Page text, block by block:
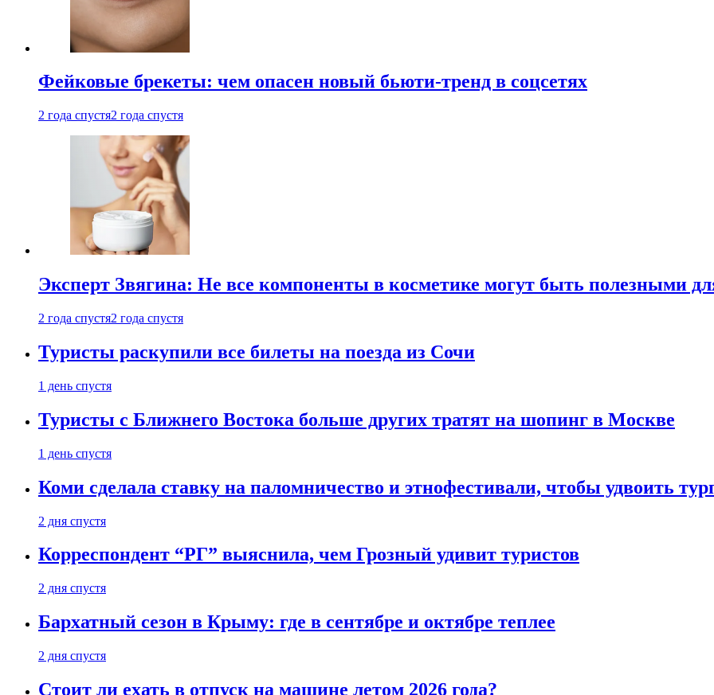
Фейковые брекеты: чем опасен новый бьюти-тренд в соцсетях
2 года спустя2 года спустя
Эксперт Звягина: Не все компоненты в косметике могут быть полезными
2 года спустя2 года спустя
Туристы раскупили все билеты на поезда из Сочи
1 день спустя
Туристы с Ближнего Востока больше других тратят на шопинг в Москве
1 день спустя
Коми сделала ставку на паломничество и этнофестивали, чтобы удвоить
2 дня спустя
Корреспондент “РГ” выяснила, чем Грозный удивит туристов
2 дня спустя
Бархатный сезон в Крыму: где в сентябре и октябре теплее
2 дня спустя
Стоит ли ехать в отпуск на машине летом 2026 года?